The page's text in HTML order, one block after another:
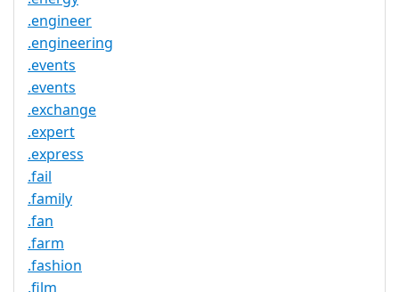
.engineer
.engineering
.events
.events
.exchange
.expert
.express
.fail
.family
.fan
.farm
.fashion
.film